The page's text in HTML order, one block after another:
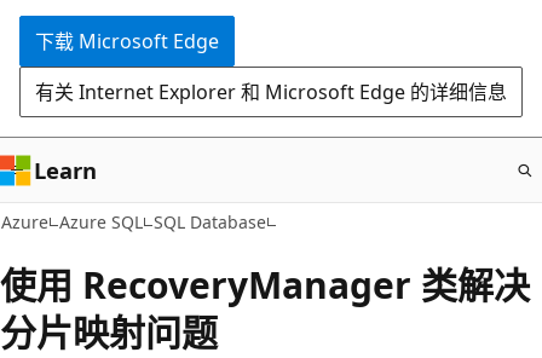
内
下载 Microsoft Edge
有关 Internet Explorer 和 Microsoft Edge 的详细信息
Learn
Azure Azure SQL SQL Database
使用 RecoveryManager 类解决
分片映射问题